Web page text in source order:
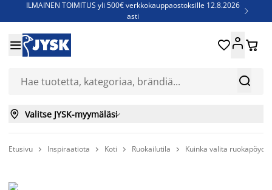
ILMAINEN TOIMITUS yli 500€ verkkokauppaostoksille 12.8.2026
asti

Jenkkisänkyjä - Säästä jopa 60%


 
 Valitse JYSK-myymäläsi
Etusivu  Inspiraatiota  Koti  Ruokailutila  Kuinka valita